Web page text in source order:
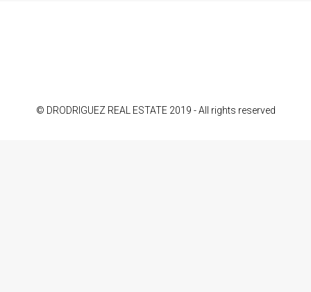
© DRODRIGUEZ REAL ESTATE 2019 - All rights reserved